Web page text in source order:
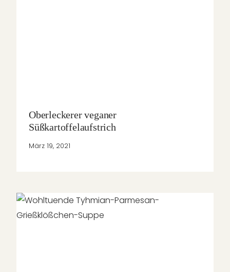
Oberleckerer veganer
Süßkartoffelaufstrich
März 19, 2021